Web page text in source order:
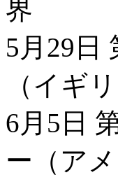
界
5月29日
（イギ
6月5日
ー（ア